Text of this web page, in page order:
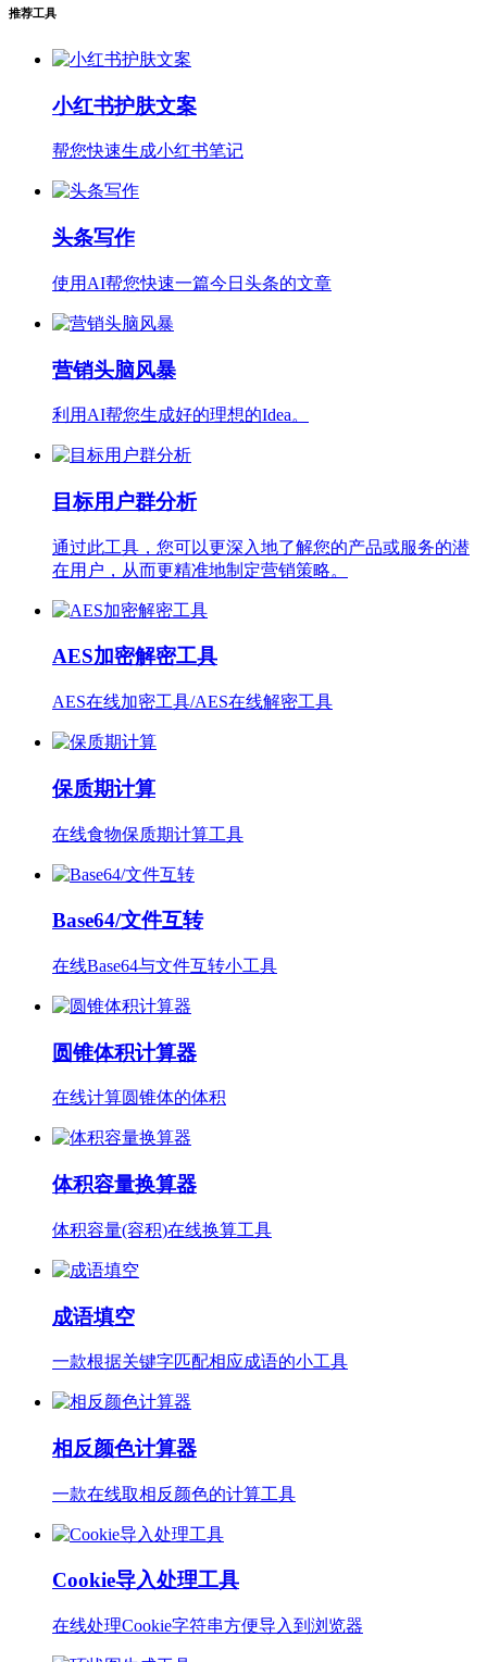
推荐工具
小红书护肤文案
帮您快速生成小红书笔记
头条写作
使用AI帮您快速一篇今日头条的文章
营销头脑风暴
利用AI帮您生成好的理想的Idea。
目标用户群分析
通过此工具，您可以更深入地了解您的产品或服务的潜
在用户，从而更精准地制定营销策略。
AES加密解密工具
AES在线加密工具/AES在线解密工具
保质期计算
在线食物保质期计算工具
Base64/文件互转
在线Base64与文件互转小工具
圆锥体积计算器
在线计算圆锥体的体积
体积容量换算器
体积容量(容积)在线换算工具
成语填空
一款根据关键字匹配相应成语的小工具
相反颜色计算器
一款在线取相反颜色的计算工具
Cookie导入处理工具
在线处理Cookie字符串方便导入到浏览器